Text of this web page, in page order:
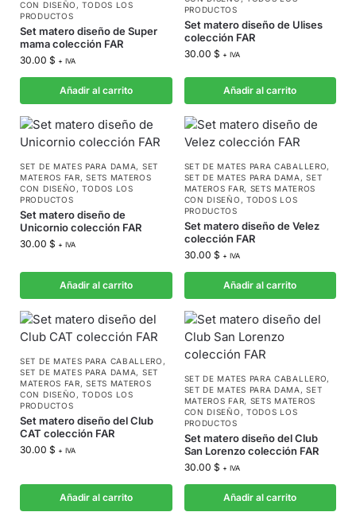
CON DISEÑO ,TODOS LOS
PRODUCTOS
Set matero diseño de Super
mama colección FAR
30.00 $ + IVA
Añadir al carrito
PRODUCTOS
Set matero diseño de Ulises
colección FAR
30.00 $ + IVA
Añadir al carrito
SET DE MATES PARA DAMA, SET
MATEROS FAR,SETS MATEROS
CON DISEÑO ,TODOS LOS
PRODUCTOS
Set matero diseño de
Unicornio colección FAR
30.00 $ + IVA
Añadir al carrito
SET DE MATES PARA CABALLERO,
SET DE MATES PARA DAMA ,SET
MATEROS FAR, SETS MATEROS
CON DISEÑO , TODOS LOS
PRODUCTOS
Set matero diseño de Velez
colección FAR
30.00 $ + IVA
Añadir al carrito
SET DE MATES PARA CABALLERO ,
SET DE MATES PARA DAMA, SET
MATEROS FAR,SETS MATEROS
CON DISEÑO ,TODOS LOS
PRODUCTOS
Set matero diseño del Club
CAT colección FAR
30.00 $ + IVA
Añadir al carrito
SET DE MATES PARA CABALLERO,
SET DE MATES PARA DAMA ,SET
MATEROS FAR, SETS MATEROS
CON DISEÑO , TODOS LOS
PRODUCTOS
Set matero diseño del Club
San Lorenzo colección FAR
30.00 $ + IVA
Añadir al carrito